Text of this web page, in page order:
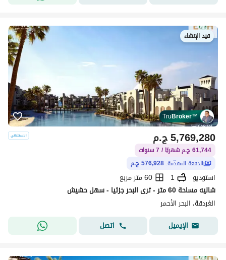
قيد الإنشاء
TruBroker™
ج.م5,769,280
61,744 ج.م شهريًا / 7 سنوات
الدفعة المقدّمة: 576,928 ج.م
استوديو 1
60 متر مربع
شاليه مساحة 60 متر - ترى البحر جزئيا - سهل حشيش
الغردقة، البحر الأحمر
الإيميل
اتصل